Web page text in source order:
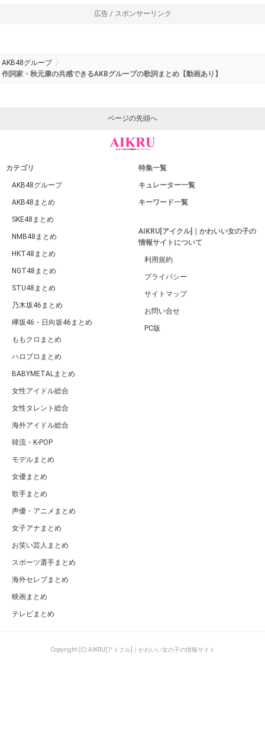
広告 / スポンサーリンク
AKB48グループ
作詞家・秋元康の共感できるAKBグループの歌詞まとめ【動画あり】
ページの先頭へ
カテゴリ
AKB48グループ
AKB48まとめ
SKE48まとめ
NMB48まとめ
HKT48まとめ
NGT48まとめ
STU48まとめ
乃木坂46まとめ
欅坂46・日向坂46まとめ
ももクロまとめ
ハロプロまとめ
BABYMETALまとめ
女性アイドル総合
女性タレント総合
海外アイドル総合
韓流・K-POP
モデルまとめ
女優まとめ
歌手まとめ
声優・アニメまとめ
女子アナまとめ
お笑い芸人まとめ
スポーツ選手まとめ
海外セレブまとめ
映画まとめ
テレビまとめ
特集一覧
キュレーター一覧
キーワード一覧
AIKRU[アイクル]｜かわいい女の子の
情報サイトについて
利用規約
プライバシー
サイトマップ
お問い合せ
PC版
Copyright (C) AIKRU[アイクル]｜かわいい女の子の情報サイト